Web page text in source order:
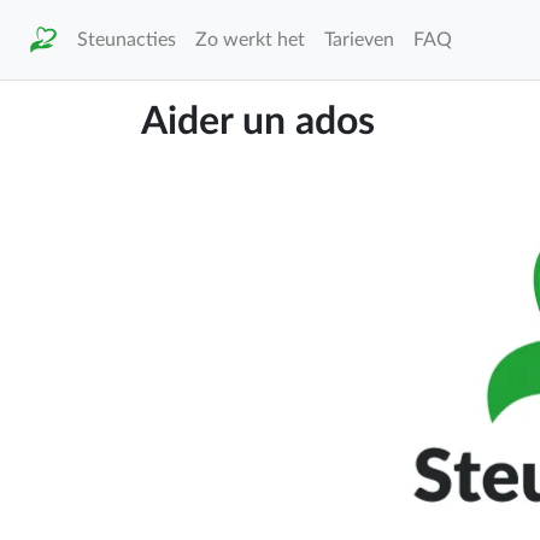
Steunacties Zo werkt het Tarieven FAQ
Aider un ados